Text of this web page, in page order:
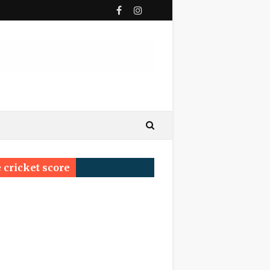
cricket score